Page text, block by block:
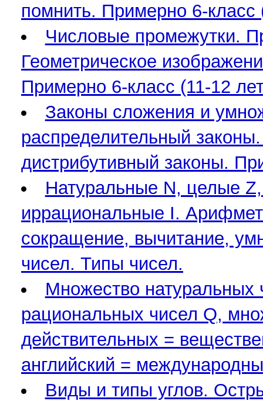
помнить. Примерно 6-класс
Числовые промежутки.
Геометрическое
Примерно 6-класс (11-12
Законы сложения и
распределительный
дистрибутивный законы.
Натуральные N, целые
иррациональные I.
сокращение, вычитание,
чисел. Типы чисел.
Множество натуральных
рациональных чисел Q,
действительных =
английский =
Виды и типы углов.